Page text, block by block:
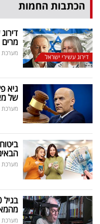
הכתבות החמות
דירוג עשירי ישראל
מרים
מערכת ice
גיא
של
מערכת ice
הבאים: בעוד
מערכת ice
מערכת ice